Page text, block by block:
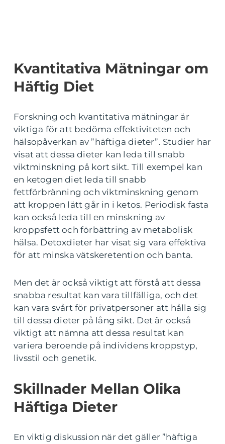
Kvantitativa Mätningar om
Häftig Diet
Forskning och kvantitativa mätningar är
viktiga för att bedöma effektiviteten och
hälsopåverkan av ”häftiga dieter”. Studier har
visat att dessa dieter kan leda till snabb
viktminskning på kort sikt. Till exempel kan
en ketogen diet leda till snabb
fettförbränning och viktminskning genom
att kroppen lätt går in i ketos. Periodisk fasta
kan också leda till en minskning av
kroppsfett och förbättring av metabolisk
hälsa. Detoxdieter har visat sig vara effektiva
för att minska vätskeretention och banta.
Men det är också viktigt att förstå att dessa
snabba resultat kan vara tillfälliga, och det
kan vara svårt för privatpersoner att hålla sig
till dessa dieter på lång sikt. Det är också
viktigt att nämna att dessa resultat kan
variera beroende på individens kroppstyp,
livsstil och genetik.
Skillnader Mellan Olika
Häftiga Dieter
En viktig diskussion när det gäller ”häftiga